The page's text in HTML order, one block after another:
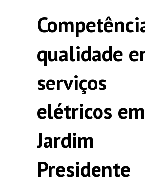
qualidade
serviços
elétricos em
Jardim
Presidente